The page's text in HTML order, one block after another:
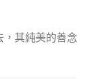
，其純美的善念